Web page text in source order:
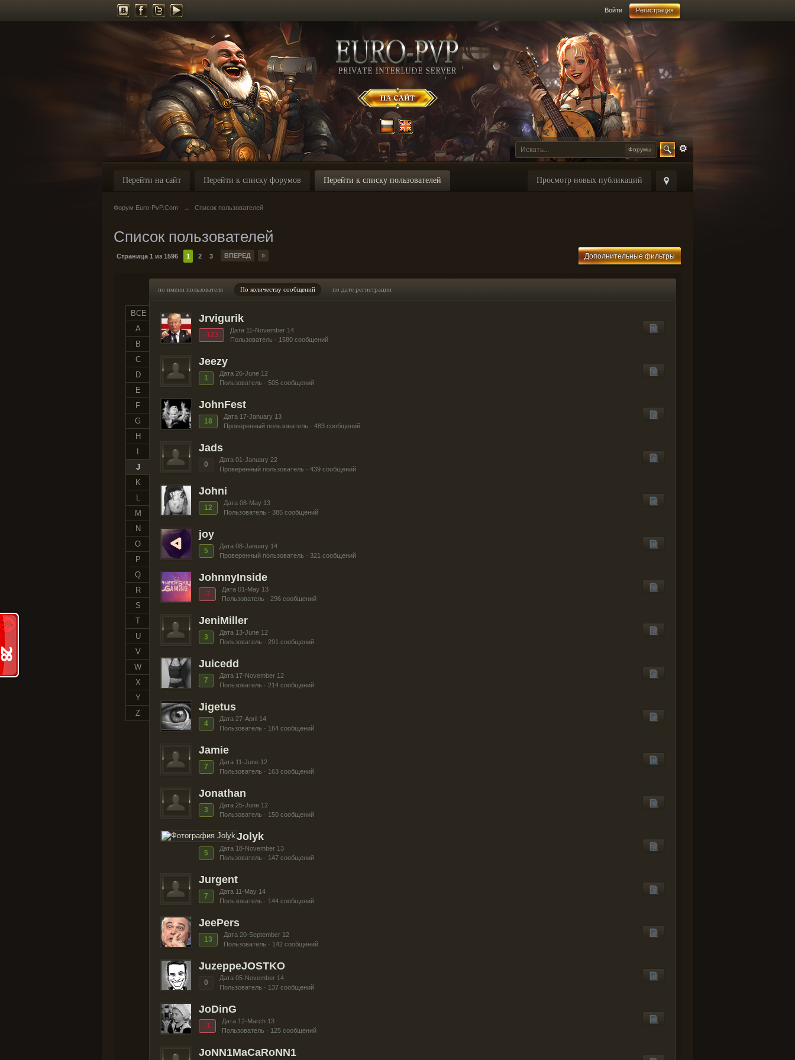
Войти Регистрация
Форумы
Просмотр новых публикаций
Перейти на сайт Перейти к списку форумов Перейти к списку пользователей
Форум Euro-PvP.Com → Список пользователей
Список пользователей
Страница 1 из 1596 1 2 3 ВПЕРЕД » Дополнительные фильтры
ВСЕ
A
B
C
D
E
F
G
H
J
K
L
M
N
O
P
Q
R
S
T
U
V
W
X
Y
Z
по имени пользователя По количеству сообщений по дате регистрации
Jrvigurik
-123
Дата 11-November 14
Пользователь · 1580 сообщений
Jeezy
1
Дата 26-June 12
Пользователь · 505 сообщений
JohnFest
18
Дата 17-January 13
Проверенный пользователь · 483 сообщений
Jads
0
Дата 01-January 22
Проверенный пользователь · 439 сообщений
Johni
12
Дата 08-May 13
Пользователь · 385 сообщений
joy
5
Дата 08-January 14
Проверенный пользователь · 321 сообщений
JohnnyInside
-7
Дата 01-May 13
Пользователь · 296 сообщений
JeniMiller
3
Дата 13-June 12
Пользователь · 291 сообщений
Juicedd
7
Дата 17-November 12
Пользователь · 214 сообщений
Jigetus
4
Дата 27-April 14
Пользователь · 164 сообщений
Jamie
7
Дата 11-June 12
Пользователь · 163 сообщений
Jonathan
3
Дата 25-June 12
Пользователь · 150 сообщений
Jolyk
5
Дата 18-November 13
Пользователь · 147 сообщений
Jurgent
7
Дата 11-May 14
Пользователь · 144 сообщений
JeePers
13
Дата 20-September 12
Пользователь · 142 сообщений
JuzeppeJOSTKO
0
Дата 05-November 14
Пользователь · 137 сообщений
JoDinG
-1
Дата 12-March 13
Пользователь · 125 сообщений
JoNN1MaCaRoNN1